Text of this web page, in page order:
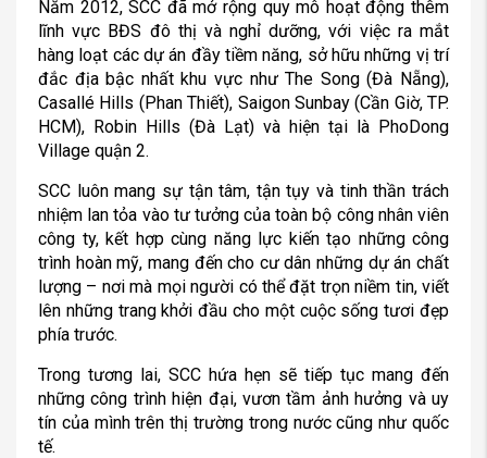
Năm 2012, SCC đã mở rộng quy mô hoạt động thêm
lĩnh vực BĐS đô thị và nghỉ dưỡng, với việc ra mắt
hàng loạt các dự án đầy tiềm năng, sở hữu những vị trí
đắc địa bậc nhất khu vực như The Song (Đà Nẵng),
Casallé Hills (Phan Thiết), Saigon Sunbay (Cần Giờ, TP.
HCM), Robin Hills (Đà Lạt) và hiện tại là PhoDong
Village quận 2.
SCC luôn mang sự tận tâm, tận tụy và tinh thần trách
nhiệm lan tỏa vào tư tưởng của toàn bộ công nhân viên
công ty, kết hợp cùng năng lực kiến tạo những công
trình hoàn mỹ, mang đến cho cư dân những dự án chất
lượng – nơi mà mọi người có thể đặt trọn niềm tin, viết
lên những trang khởi đầu cho một cuộc sống tươi đẹp
phía trước.
Trong tương lai, SCC hứa hẹn sẽ tiếp tục mang đến
những công trình hiện đại, vươn tầm ảnh hưởng và uy
tín của mình trên thị trường trong nước cũng như quốc
tế.